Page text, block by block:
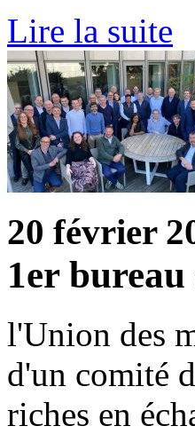
Lire la suite
20 février
1er
l'Union des
d'un comité
riches en